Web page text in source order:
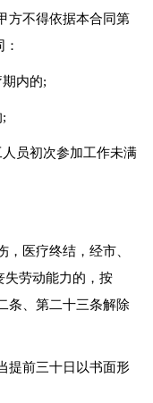
方不得依据本合同第
内的;
员初次参加工作未满
医疗终结，经市、
失劳动能力的，按
条、第二十三条解除
提前三十日以书面形